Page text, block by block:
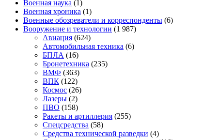
Военная наука (1)
Военная хроника (1)
Военные обозреватели и корреспонденты (6)
Вооружение и технологии (1 987)
Авиация (624)
Автомобильная техника (6)
БПЛА (16)
Бронетехника (235)
ВМФ (363)
ВПК (122)
Космос (26)
Лазеры (2)
ПВО (158)
Ракеты и артиллерия (255)
Спецсредства (58)
Средства технической разведки (4)